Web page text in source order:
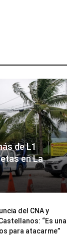
de L1
en La
del CNA y
“Es una
para atacarme”